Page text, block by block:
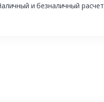
и безналичный расчет